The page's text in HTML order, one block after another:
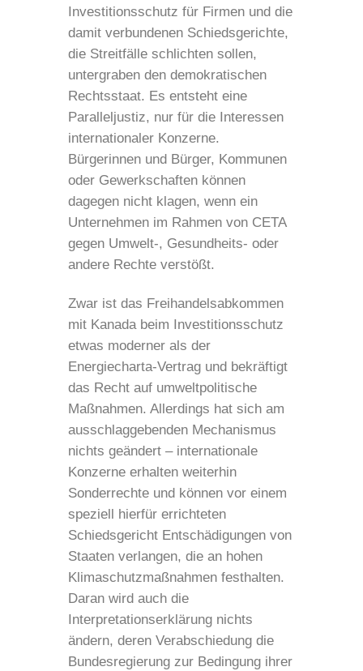
Investitionsschutz für Firmen und die
damit verbundenen Schiedsgerichte,
die Streitfälle schlichten sollen,
untergraben den demokratischen
Rechtsstaat. Es entsteht eine
Paralleljustiz, nur für die Interessen
internationaler Konzerne.
Bürgerinnen und Bürger, Kommunen
oder Gewerkschaften können
dagegen nicht klagen, wenn ein
Unternehmen im Rahmen von CETA
gegen Umwelt-, Gesundheits- oder
andere Rechte verstößt.
Zwar ist das Freihandelsabkommen
mit Kanada beim Investitionsschutz
etwas moderner als der
Energiecharta-Vertrag und bekräftigt
das Recht auf umweltpolitische
Maßnahmen. Allerdings hat sich am
ausschlaggebenden Mechanismus
nichts geändert – internationale
Konzerne erhalten weiterhin
Sonderrechte und können vor einem
speziell hierfür errichteten
Schiedsgericht Entschädigungen von
Staaten verlangen, die an hohen
Klimaschutzmaßnahmen festhalten.
Daran wird auch die
Interpretationserklärung nichts
ändern, deren Verabschiedung die
Bundesregierung zur Bedingung ihrer